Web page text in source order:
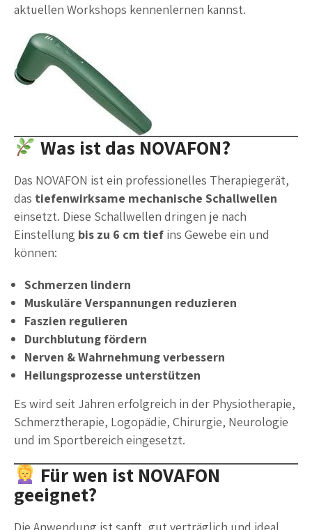
aktuellen Workshops kennenlernen kannst.
Was ist das NOVAFON?
Das NOVAFON ist ein professionelles Therapiegerät,
das tiefenwirksame mechanische Schallwellen
einsetzt. Diese Schallwellen dringen je nach
Einstellung bis zu 6 cm tief ins Gewebe ein und
können:
Schmerzen lindern
Muskuläre Verspannungen reduzieren
Faszien regulieren
Durchblutung fördern
Nerven & Wahrnehmung verbessern
Heilungsprozesse unterstützen
Es wird seit Jahren erfolgreich in der Physiotherapie,
Schmerztherapie, Logopädie, Chirurgie, Neurologie
und im Sportbereich eingesetzt.
Für wen ist NOVAFON
geeignet?